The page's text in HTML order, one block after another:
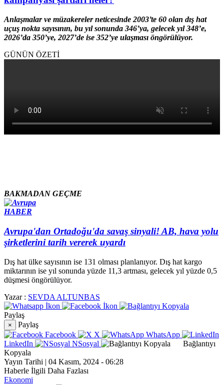
Anlaşmalar ve müzakereler neticesinde 2003’te 60 olan dış hat
uçuş nokta sayısının, bu yıl sonunda 346’ya, gelecek yıl 348’e,
2026’da 350’ye, 2027’de ise 352’ye ulaşması öngörülüyor.
GÜNÜN ÖZETİ
BAKMADAN GEÇME
HABER
Avrupa'dan Ortadoğu'da savaş sinyali! AB, hava yolu
şirketlerini tarih vererek uyardı
Dış hat ülke sayısının ise 131 olması planlanıyor. Dış hat kargo
miktarının ise yıl sonunda yüzde 11,3 artması, gelecek yıl yüzde 0,5
düşmesi öngörülüyor.
Yazar : SEVDA ALTUNBAS
Paylaş
×
Paylaş
Facebook
X
WhatsApp
LinkedIn
NSosyal
Bağlantıyı
Kopyala
Yayın Tarihi | 04 Kasım, 2024 - 06:28
Haberle İlgili Daha Fazlası
Ekonomi